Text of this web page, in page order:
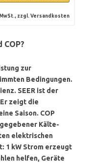
zzgl. Versandkosten
COP?
zur
Bedingungen.
SEER ist der
zeigt die
Saison. COP
Kälte-
elektrischen
1 kW Strom erzeugt
helfen, Geräte